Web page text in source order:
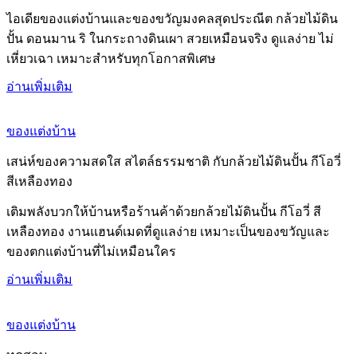
ไอเดียของแต่งบ้านและของขวัญมงคลสุดประณีต กล้วยไม้ดิน
ปั้น ดอนมาน ริ ในกระถางดินเผา สวยเหมือนจริง ดูแลง่าย ไม่
เหี่ยวเฉา เหมาะสำหรับทุกโอกาสพิเศษ
อ่านเพิ่มเติม
ของแต่งบ้าน
เสน่ห์ของความสดใส สไตล์ธรรมชาติ กับกล้วยไม้ดินปั้น กีโอวี่
สีเหลืองทอง
เติมพลังบวกให้บ้านหรือร้านค้าด้วยกล้วยไม้ดินปั้น กีโอวี่ สี
เหลืองทอง งานแฮนด์เมดที่ดูแลง่าย เหมาะเป็นของขวัญและ
ของตกแต่งบ้านที่ไม่เหมือนใคร
อ่านเพิ่มเติม
ของแต่งบ้าน